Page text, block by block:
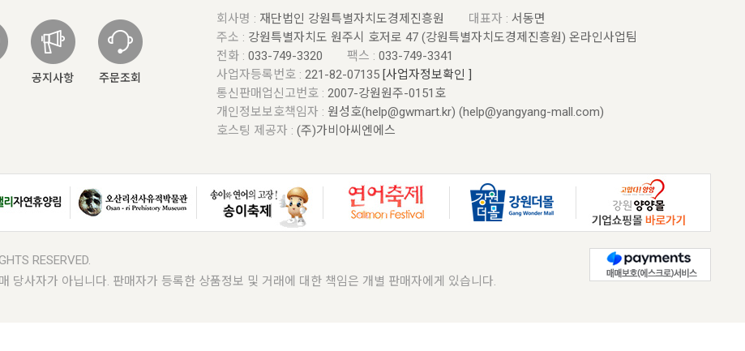
공지사항 주문조회
회사명 : 재단법인 강원특별자치도경제진흥원 대표자 : 서동면
주소 : 강원특별자치도 원주시 호저로 47 (강원특별자치도경제진흥원) 온라인사업팀
전화 : 033-749-3320 팩스 : 033-749-3341
사업자등록번호 : 221-82-07135 [사업자정보확인 ]
통신판매업신고번호 : 2007-강원원주-0151호
개인정보보호책임자 : 원성호(help@gwmart.kr) (help@yangyang-mall.com)
호스팅 제공자 : (주)가비아씨엔에스
RESERVED.
사자가 아닙니다. 판매자가 등록한 상품정보 및 거래에 대한 책임은 개별 판매자에게 있습니다.